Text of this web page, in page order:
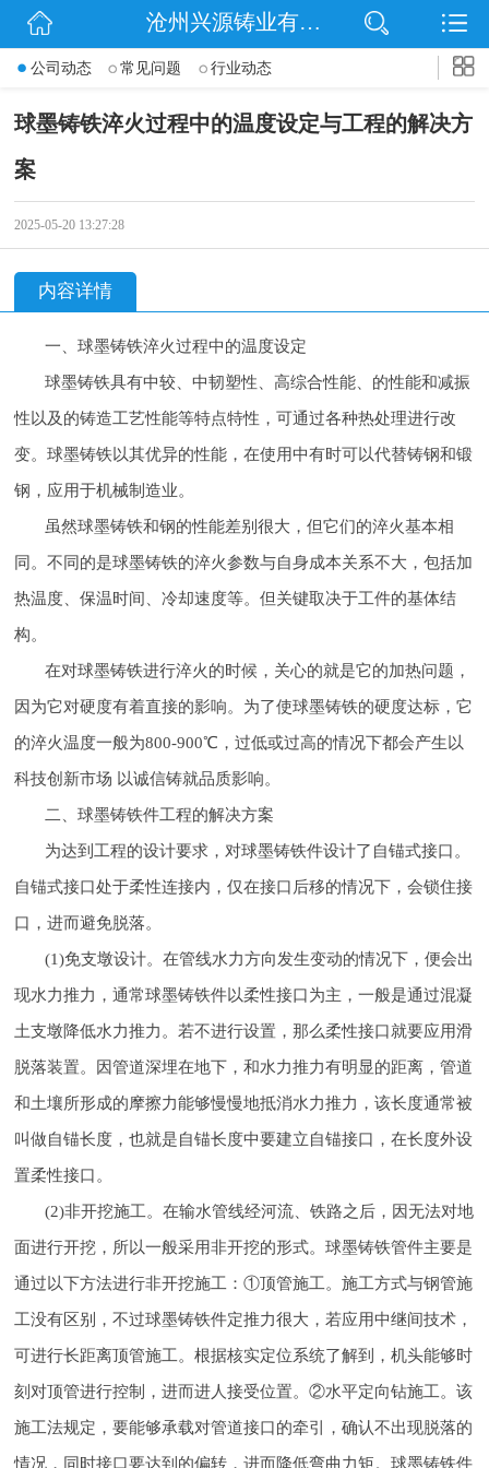
网站首页
信息动态
企业文化
沧州兴源铸业有限公司
公司动态 常见问题 行业动态
球墨铸铁淬火过程中的温度设定与工程的解决方
案
2025-05-20 13:27:28
内容详情
一、球墨铸铁淬火过程中的温度设定
球墨铸铁具有中较、中韧塑性、高综合性能、的性能和减振
性以及的铸造工艺性能等特点特性，可通过各种热处理进行改
变。球墨铸铁以其优异的性能，在使用中有时可以代替铸钢和锻
钢，应用于机械制造业。
虽然球墨铸铁和钢的性能差别很大，但它们的淬火基本相
同。不同的是球墨铸铁的淬火参数与自身成本关系不大，包括加
热温度、保温时间、冷却速度等。但关键取决于工件的基体结
构。
在对球墨铸铁进行淬火的时候，关心的就是它的加热问题，
因为它对硬度有着直接的影响。为了使球墨铸铁的硬度达标，它
的淬火温度一般为800-900℃，过低或过高的情况下都会产生以
科技创新市场 以诚信铸就品质影响。
二、球墨铸铁件工程的解决方案
为达到工程的设计要求，对球墨铸铁件设计了自锚式接口。
自锚式接口处于柔性连接内，仅在接口后移的情况下，会锁住接
口，进而避免脱落。
(1)免支墩设计。在管线水力方向发生变动的情况下，便会出
现水力推力，通常球墨铸铁件以柔性接口为主，一般是通过混凝
土支墩降低水力推力。若不进行设置，那么柔性接口就要应用滑
脱落装置。因管道深埋在地下，和水力推力有明显的距离，管道
和土壤所形成的摩擦力能够慢慢地抵消水力推力，该长度通常被
叫做自锚长度，也就是自锚长度中要建立自锚接口，在长度外设
置柔性接口。
(2)非开挖施工。在输水管线经河流、铁路之后，因无法对地
面进行开挖，所以一般采用非开挖的形式。球墨铸铁管件主要是
通过以下方法进行非开挖施工：①顶管施工。施工方式与钢管施
工没有区别，不过球墨铸铁件定推力很大，若应用中继间技术，
可进行长距离顶管施工。根据核实定位系统了解到，机头能够时
刻对顶管进行控制，进而进人接受位置。②水平定向钻施工。该
施工法规定，要能够承载对管道接口的牵引，确认不出现脱落的
情况，同时接口要达到的偏转，进而降低弯曲力矩。球墨铸铁件